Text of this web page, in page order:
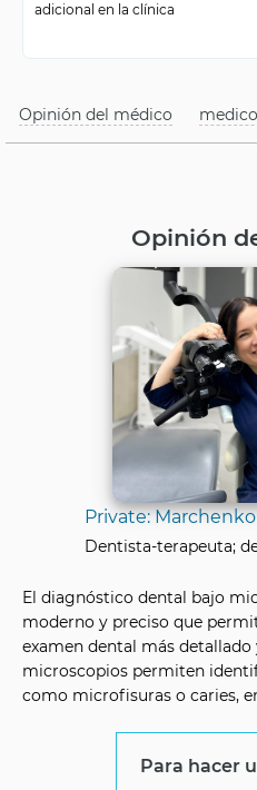
diagnóstico
adicional en la clínica
Opinión del médico
Opinión
Private:
Dentista-terapeuta;
El diagnóstico dental bajo
moderno y preciso que
examen dental más
microscopios permiten
como microfisuras o caries,
Para hacer